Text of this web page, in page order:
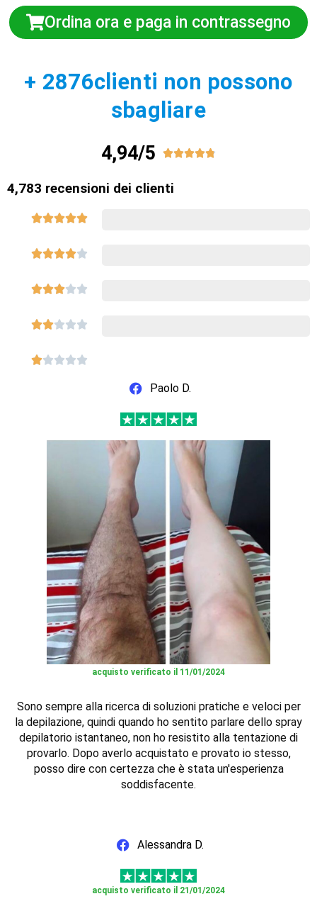
Ordina ora e paga in contrassegno
+ 2876clienti non possono
sbagliare
4,94/5 
4,783 recensioni dei clienti





Paolo D.
acquisto verificato il 11/01/2024
Sono sempre alla ricerca di soluzioni pratiche e veloci per
la depilazione, quindi quando ho sentito parlare dello spray
depilatorio istantaneo, non ho resistito alla tentazione di
provarlo. Dopo averlo acquistato e provato io stesso,
posso dire con certezza che è stata un'esperienza
soddisfacente.
Alessandra D.
acquisto verificato il 21/01/2024